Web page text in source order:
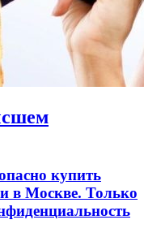
купить
в Москве. Только